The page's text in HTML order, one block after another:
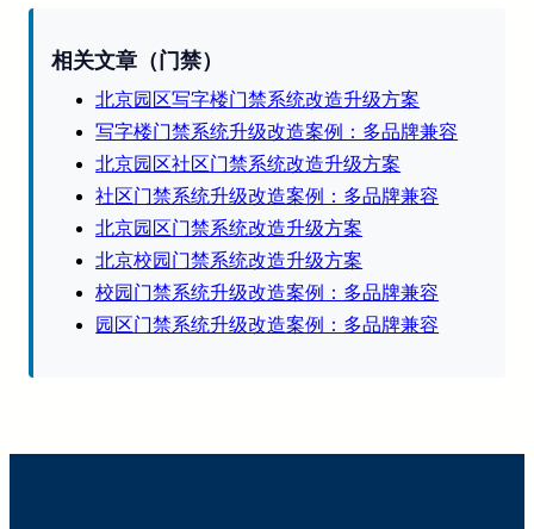
相关文章（门禁）
北京园区写字楼门禁系统改造升级方案
写字楼门禁系统升级改造案例：多品牌兼容
北京园区社区门禁系统改造升级方案
社区门禁系统升级改造案例：多品牌兼容
北京园区门禁系统改造升级方案
北京校园门禁系统改造升级方案
校园门禁系统升级改造案例：多品牌兼容
园区门禁系统升级改造案例：多品牌兼容